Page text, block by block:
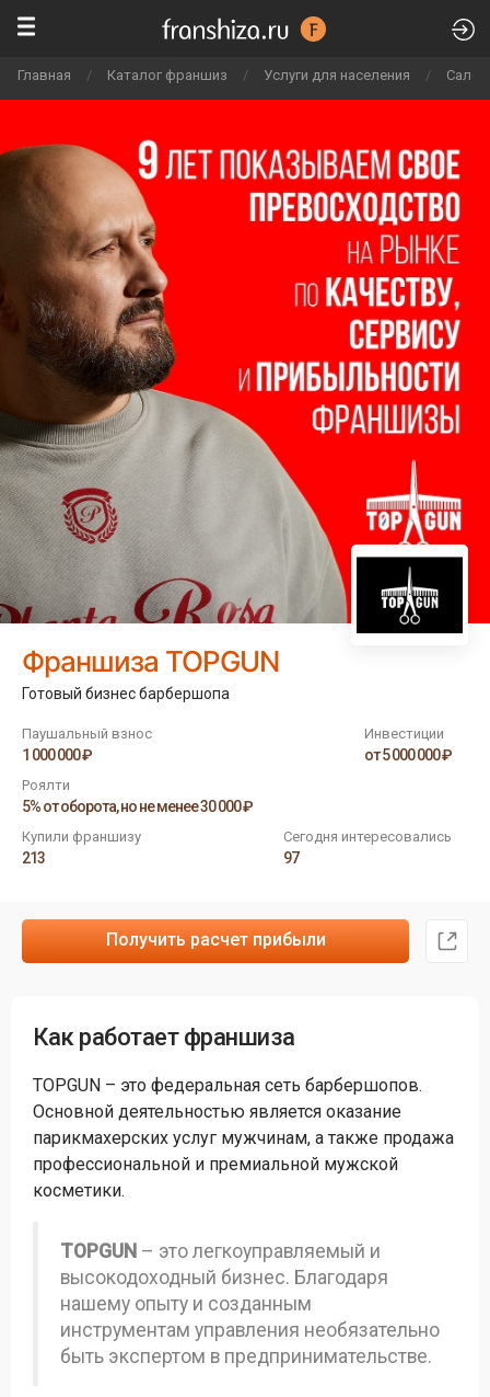
Главная / Каталог франшиз / Услуги для населения /
Франшиза TOPGUN
Готовый бизнес барбершопа
Паушальный взнос
1 000 000 ₽
Инвестиции
от 5 000 000 ₽
Роялти
5% от оборота, но не менее 30 000 ₽
Купили франшизу
213
Сегодня интересовались
97
Получить расчет прибыли
Как работает франшиза
TOPGUN – это федеральная сеть барбершопов.
Основной деятельностью является оказание
парикмахерских услуг мужчинам, а также продажа
профессиональной и премиальной мужской
косметики.
TOPGUN – это легкоуправляемый и
высокодоходный бизнес. Благодаря
нашему опыту и созданным
инструментам управления необязательно
быть экспертом в предпринимательстве.